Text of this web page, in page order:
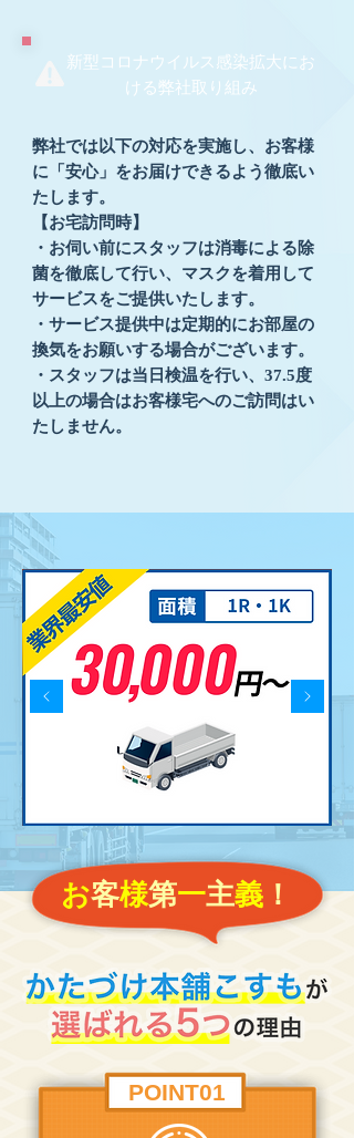
新型コロナウイルス感染拡大にお
ける弊社取り組み
弊社では以下の対応を実施し、お客様
に「安心」をお届けできるよう徹底い
たします。
【お宅訪問時】
・お伺い前にスタッフは消毒による除
菌を徹底して行い、マスクを着用して
サービスをご提供いたします。
・サービス提供中は定期的にお部屋の
換気をお願いする場合がございます。
・スタッフは当日検温を行い、37.5度
以上の場合はお客様宅へのご訪問はい
たしません。
お客様第一主義 ！
POINT01